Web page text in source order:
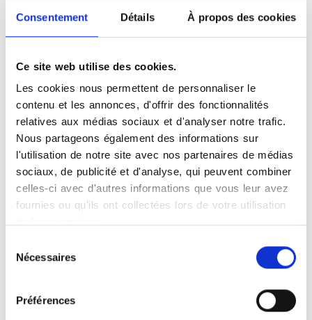
Consentement Détails À propos des cookies
Ce site web utilise des cookies.
Les cookies nous permettent de personnaliser le
contenu et les annonces, d'offrir des fonctionnalités
relatives aux médias sociaux et d'analyser notre trafic.
Nous partageons également des informations sur
l'utilisation de notre site avec nos partenaires de médias
sociaux, de publicité et d'analyse, qui peuvent combiner
celles-ci avec d'autres informations que vous leur avez
fournies ou qu'ils ont collectées lors de votre utilisation
Nécessaires
Préférences
Rilleux la pape
×
+